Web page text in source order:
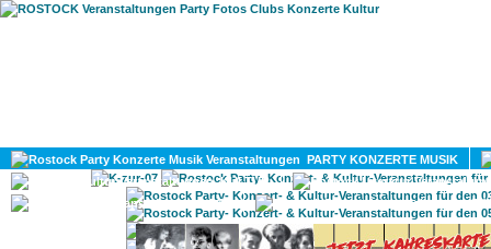
PARTY KONZERTE MUSIK
KULTUR
GAY